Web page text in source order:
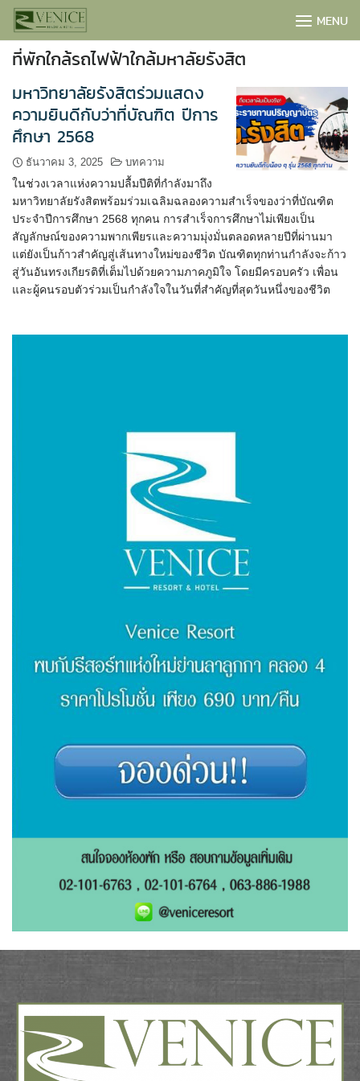
Skip
content
BOOK NOW
MENU
ที่พักใกล้รถไฟฟ้าใกล้มหาลัยรังสิต
มหาวิทยาลัยรังสิตร่วมแสดง
ความยินดีกับว่าที่บัณฑิต ปีการ
ศึกษา 2568
ธันวาคม 3, 2025 บทความ
ในช่วงเวลาแห่งความปลื้มปีติที่กำลังมาถึง
มหาวิทยาลัยรังสิตพร้อมร่วมเฉลิมฉลองความสำเร็จของว่าที่บัณฑิต
ประจำปีการศึกษา 2568 ทุกคน การสำเร็จการศึกษาไม่เพียงเป็น
สัญลักษณ์ของความพากเพียรและความมุ่งมั่นตลอดหลายปีที่ผ่านมา
แต่ยังเป็นก้าวสำคัญสู่เส้นทางใหม่ของชีวิต บัณฑิตทุกท่านกำลังจะก้าว
สู่วันอันทรงเกียรติที่เต็มไปด้วยความภาคภูมิใจ โดยมีครอบครัว เพื่อน
และผู้คนรอบตัวร่วมเป็นกำลังใจในวันที่สำคัญที่สุดวันหนึ่งของชีวิต